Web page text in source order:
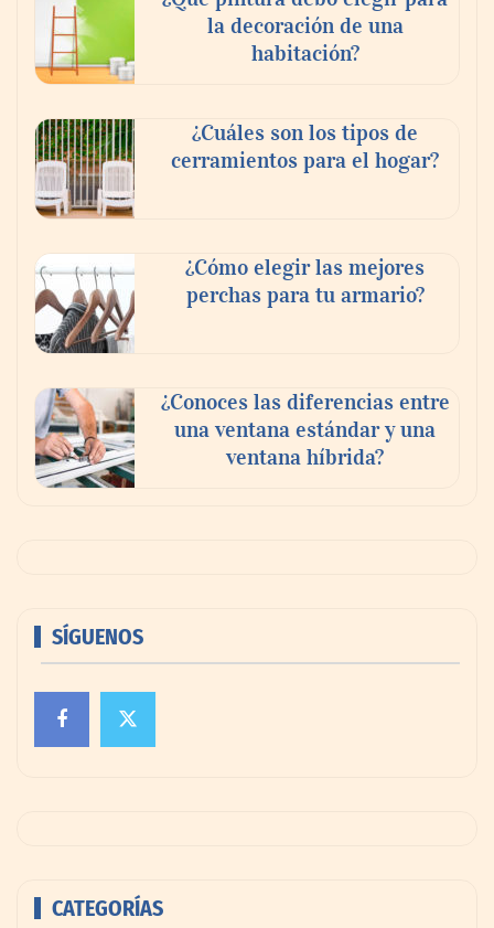
la decoración de una
habitación?
¿Cuáles son los tipos de
cerramientos para el hogar?
¿Cómo elegir las mejores
perchas para tu armario?
¿Conoces las diferencias entre
una ventana estándar y una
ventana híbrida?
SÍGUENOS
CATEGORÍAS